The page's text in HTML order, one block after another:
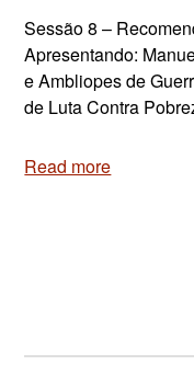
Sessão 8 –
Apresentando:
e Ambliopes de
de Luta Contra
Read more